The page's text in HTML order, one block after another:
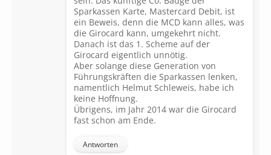
Sparkassen Karte, Mastercard Debit, ist
ein Beweis, denn die MCD kann alles, was
die Girocard kann, umgekehrt nicht.
Danach ist das 1. Scheme auf der
Girocard eigentlich unnötig.
Aber solange diese Generation von
Führungskräften die Sparkassen lenken,
namentlich Helmut Schleweis, habe ich
keine Hoffnung.
Übrigens, im Jahr 2014 war die Girocard
fast schon am Ende.
Antworten